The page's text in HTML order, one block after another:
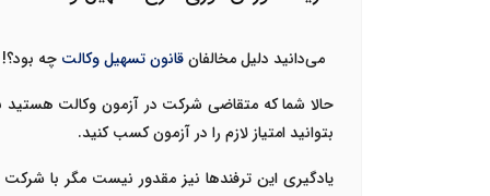
می‌دانید دلیل مخالفانقانون تسهیل وکالت چه
حالا شما که متقاضی شرکت در آزمون وکالت هستید
بتوانید امتیاز لازم را در آزمون کسب کنید.
یادگیری این ترفندها نیز مقدور نیست مگر با